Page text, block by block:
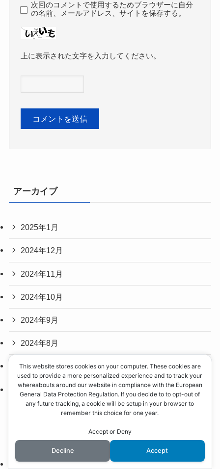
次回のコメントで使用するためブラウザーに自分
の名前、メールアドレス、サイトを保存する。
上に表示された文字を入力してください。
アーカイブ
2025年1月
2024年12月
2024年11月
2024年10月
2024年9月
2024年8月
2024年7月
2024年6月
Food
This website stores cookies on your computer. These cookies are
used to provide a more personalized experience and to track your
whereabouts around our website in compliance with the European
General Data Protection Regulation. If you decide to to opt-out of
any future tracking, a cookie will be setup in your browser to
remember this choice for one year.
Accept or Deny
Decline Accept